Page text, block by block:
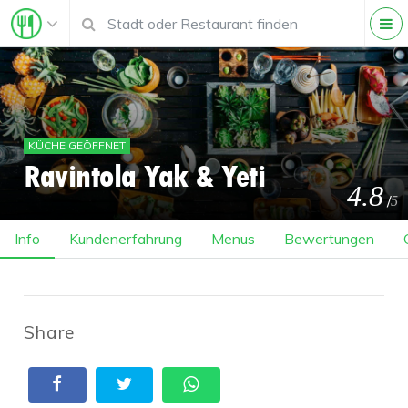
KÜCHE GEÖFFNET
Ravintola Yak & Yeti 4.8 /5
Info Kundenerfahrung Menus Bewertungen
Share